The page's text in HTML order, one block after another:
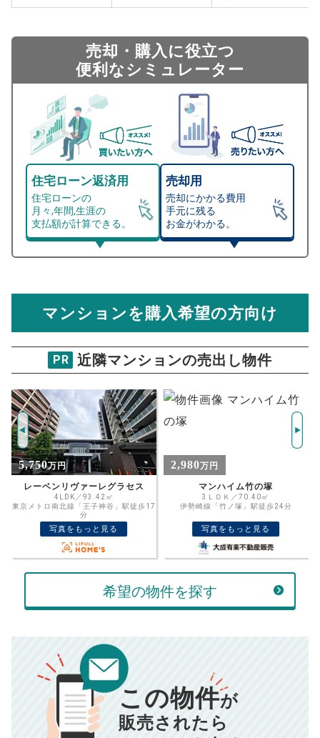
売却・購入に役立つ
便利なシミュレーター
住宅ローン返済用
住宅ローンの
月々,年間,生涯の
支払額が計算できる。
売却用
売却にかかる費用
手元に残る
お金がわかる。
総支払額シミュレーション
計算できます。
物件価格
万円
ご希望の
返済期間
年
住宅ローン
金利
ボーナス
返済金額
万円
万円
返済シミュレーション計算結果
毎月の支払額 834
マンション売却シミュレーター
から売却にかかる諸経費が自動で算出され、手元に残る
金額がわかります。
フィオーレ北綾瀬
試算条件 66㎡・4階
推定売却価格：4360万円
資金計画のために査定額や希望売却価
格を入力して活用するのもおすすめ◎
売却価格
万円
計算する
00万円
■仲介手数料／ 00万円
■売買契約書印紙／ 0
■抵当権抹消費用／0万円
マンションを購入希望の方向け
PR 近隣マンションの売出し物件
2,980万円
マンハイム竹の塚
3ＬＤＫ／70.40㎡
伊勢崎線「竹ノ塚」駅徒歩24分
写真をもっと見る
5,290万円
信開ダイナスティ千住
2LDK／62.26㎡
京成電鉄本線「千住大橋」駅徒歩3分
写真をもっと見る
希望の物件を探す
この物件が
販売されたら